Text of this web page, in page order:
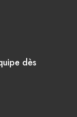
dès